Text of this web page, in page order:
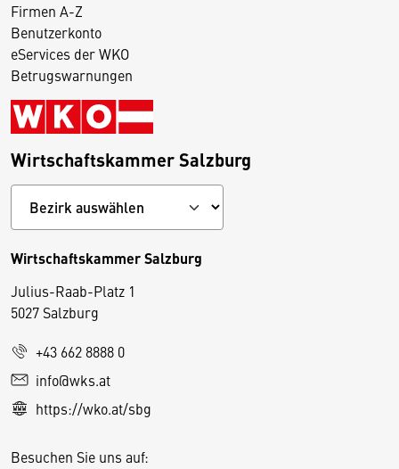
Firmen A-Z
Benutzerkonto
eServices der WKO
Betrugswarnungen
Wirtschaftskammer Salzburg
Wirtschaftskammer Salzburg
Julius-Raab-Platz 1
5027 Salzburg
+43 662 8888 0
info@wks.at
https://wko.at/sbg
Besuchen Sie uns auf:
D
e
s
S